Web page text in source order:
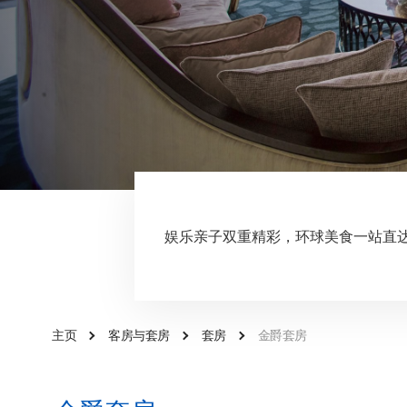
娱乐亲子双重精彩，环球美食一站直
主页 客房与套房 套房 金爵套房